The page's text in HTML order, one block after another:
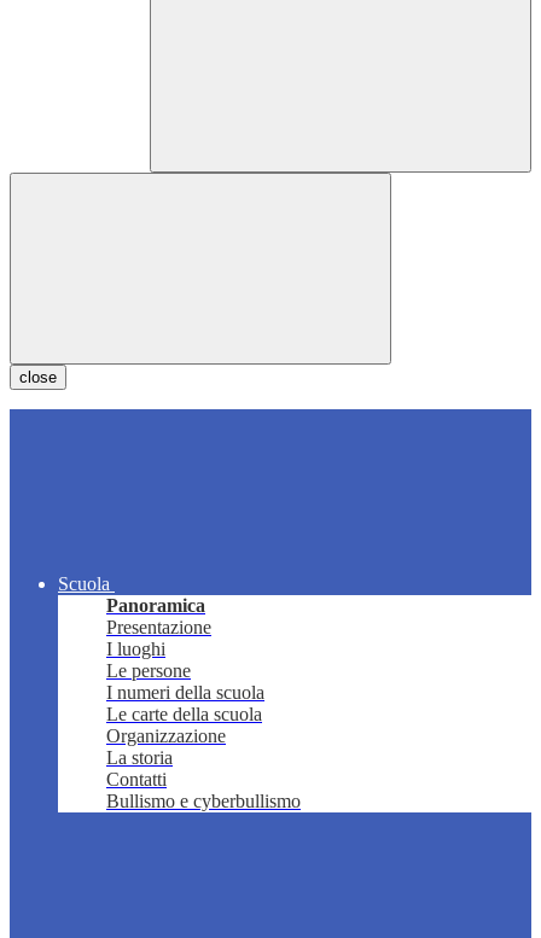
close
Scuola
Panoramica
Presentazione
I luoghi
Le persone
I numeri della scuola
Le carte della scuola
Organizzazione
La storia
Contatti
Bullismo e cyberbullismo